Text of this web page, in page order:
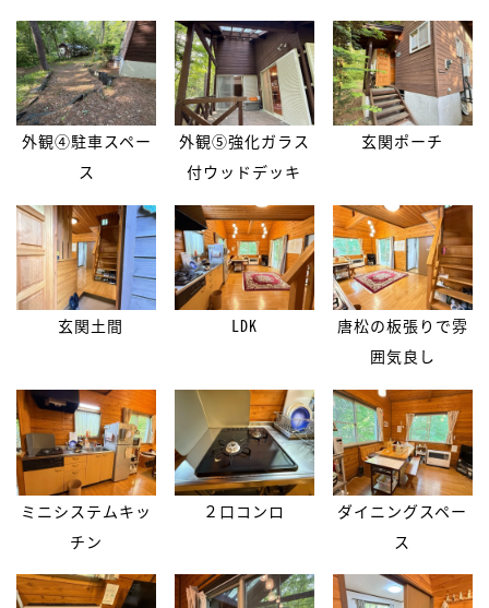
外観④駐車スペー
ス
外観⑤強化ガラス
付ウッドデッキ
玄関ポーチ
玄関土間 LDK
唐松の板張りで雰
囲気良し
ミニシステムキッ
チン
２口コンロ
ダイニングスペー
ス